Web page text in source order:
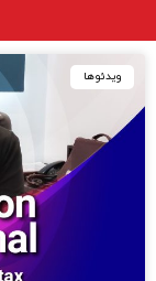
ویدئوها